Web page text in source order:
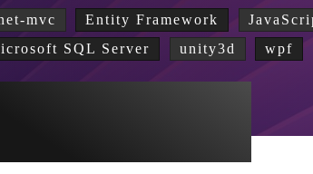
mvc Entity Framework
SQL Server unity3d wpf